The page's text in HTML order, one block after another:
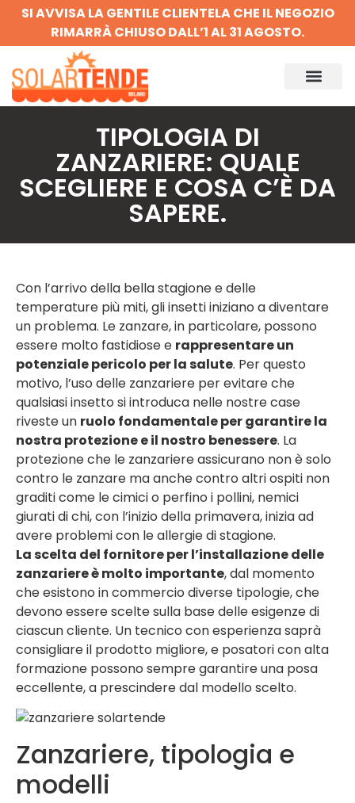
SI AVVISA LA GENTILE CLIENTELA CHE IL NEGOZIO
RIMARRÀ CHIUSO DALL’1 AL 31 AGOSTO.
TIPOLOGIA DI
ZANZARIERE: QUALE
SCEGLIERE E COSA C’È DA
SAPERE.
Con l’arrivo della bella stagione e delle
temperature più miti, gli insetti iniziano a diventare
un problema. Le zanzare, in particolare, possono
essere molto fastidiose e rappresentare un
potenziale pericolo per la salute. Per questo
motivo, l’uso delle zanzariere per evitare che
qualsiasi insetto si introduca nelle nostre case
riveste un ruolo fondamentale per garantire la
nostra protezione e il nostro benessere. La
protezione che le zanzariere assicurano non è solo
contro le zanzare ma anche contro altri ospiti non
graditi come le cimici o perfino i pollini, nemici
giurati di chi, con l’inizio della primavera, inizia ad
avere problemi con le allergie di stagione.
La scelta del fornitore per l’installazione delle
zanzariere è molto importante, dal momento
che esistono in commercio diverse tipologie, che
devono essere scelte sulla base delle esigenze di
ciascun cliente. Un tecnico con esperienza saprà
consigliare il prodotto migliore, e posatori con alta
formazione possono sempre garantire una posa
eccellente, a prescindere dal modello scelto.
Zanzariere, tipologia e
modelli